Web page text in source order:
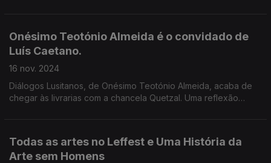
Onésimo Teotónio Almeida é o convidado de
Luís Caetano.
16 nov. 2024
Diálogos Lusitanos, de Onésimo Teotónio Almeida, acaba de
chegar às livrarias com a chancela Quetzal. Uma reflexão
Todas as artes no Leffest e Uma História da
Arte sem Homens